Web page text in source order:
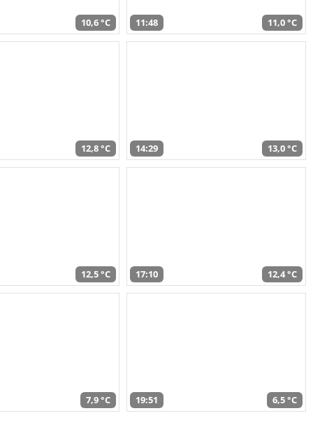
10,6 °C 11:48 11,0 °C
12,8 °C 14:29 13,0 °C
12,5 °C 17:10 12,4 °C
7,9 °C 19:51 6,5 °C